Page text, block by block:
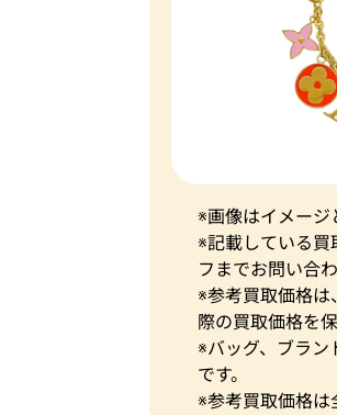
※画像はイメージ
※記載している買
フまでお問い合
※参考買取価格
際の買取価格を
※バッグ、ブラ
です。
※参考買取価格は